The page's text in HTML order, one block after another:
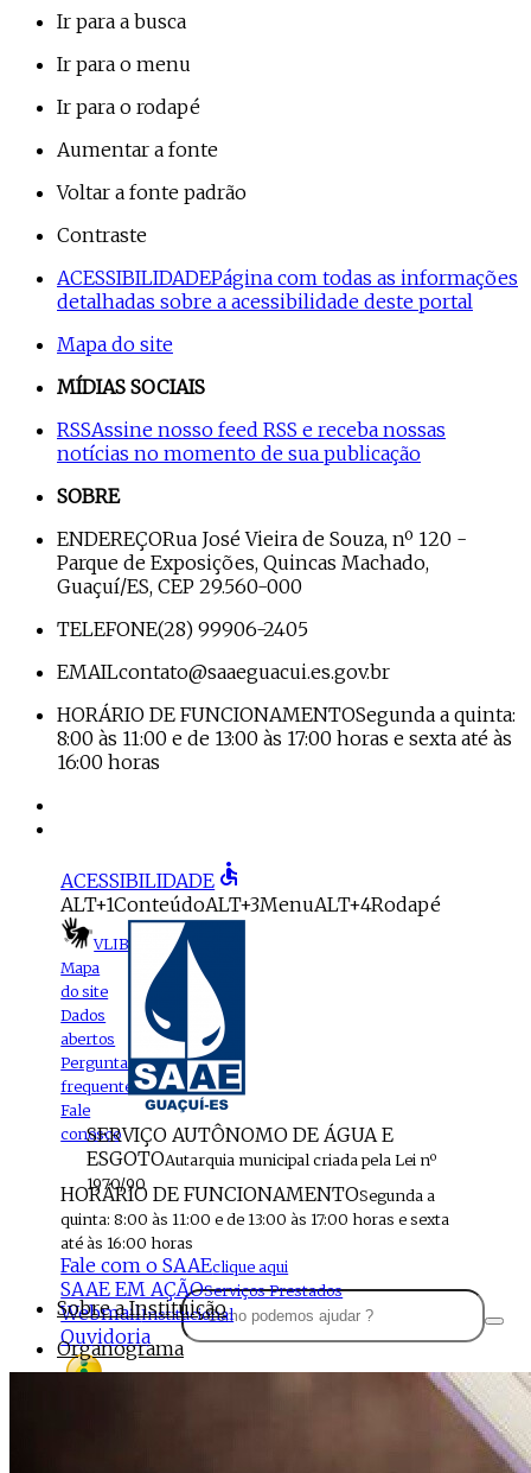
Ir para a busca
Ir para o menu
Ir para o rodapé
Aumentar a fonte
Voltar a fonte padrão
Contraste
ACESSIBILIDADEPágina com todas as informações
detalhadas sobre a acessibilidade deste portal
Mapa do site
MÍDIAS SOCIAIS
RSSAssine nosso feed RSS e receba nossas
notícias no momento de sua publicação
SOBRE
ENDEREÇORua José Vieira de Souza, nº 120 -
Parque de Exposições, Quincas Machado,
Guaçuí/ES, CEP 29.560-000
TELEFONE(28) 99906-2405
EMAILcontato@saaeguacui.es.gov.br
HORÁRIO DE FUNCIONAMENTOSegunda a quinta:
8:00 às 11:00 e de 13:00 às 17:00 horas e sexta até às
16:00 horas
ACESSIBILIDADE accessible
ALT+1ConteúdoALT+3MenuALT+4Rodapé
VLIBRAS
Mapa
do site
Dados
abertos
Perguntas
frequentes
Fale
conosco
SERVIÇO AUTÔNOMO DE ÁGUA E
ESGOTOAutarquia municipal criada pela Lei nº
1970/90
HORÁRIO DE FUNCIONAMENTOSegunda a
quinta: 8:00 às 11:00 e de 13:00 às 17:00 horas e sexta
até às 16:00 horas
Fale com o SAAEclique aqui
SAAE EM AÇÃOServiços Prestados
WebmailInstitucional
Ouvidoria
Sobre a Instituição
Organograma